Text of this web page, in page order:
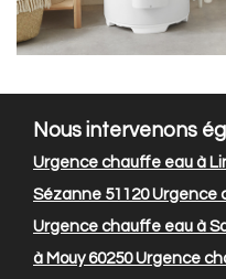
Nous intervenons
Urgence chauffe eau à
Sézanne 51120Urgence
Urgence chauffe eau à
à Mouy 60250Urgence